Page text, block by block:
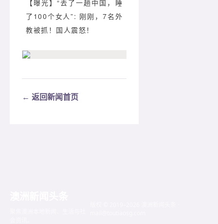
【曝光】“去了一趟中国，睡
了100个女人”: 刚刚，7名外
教被抓！国人震怒！
← 返回新闻首页